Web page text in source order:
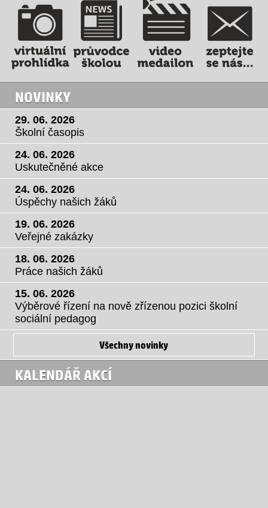
NOVINKY
29. 06. 2026
Školní časopis
24. 06. 2026
Uskutečněné akce
24. 06. 2026
Úspěchy našich žáků
19. 06. 2026
Veřejné zakázky
18. 06. 2026
Práce našich žáků
15. 06. 2026
Výběrové řízení na nově zřízenou pozici školní
sociální pedagog
Všechny novinky
KALENDÁŘ AKCÍ